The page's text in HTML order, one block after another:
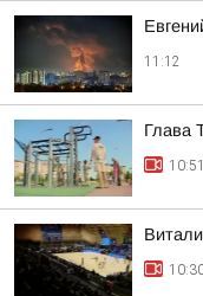
11:12
Глава
10:51